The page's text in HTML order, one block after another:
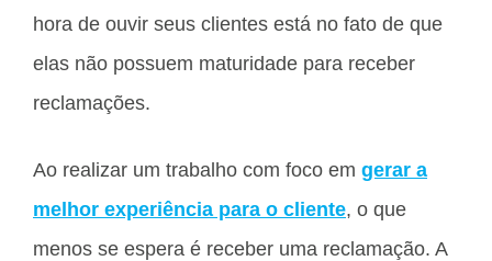
hora de ouvir seus clientes está no fato de que
elas não possuem maturidade para receber
reclamações.
Ao realizar um trabalho com foco em gerar a
melhor experiência para o cliente, o que
menos se espera é receber uma reclamação. A